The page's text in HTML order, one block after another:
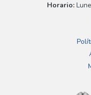
Horario: